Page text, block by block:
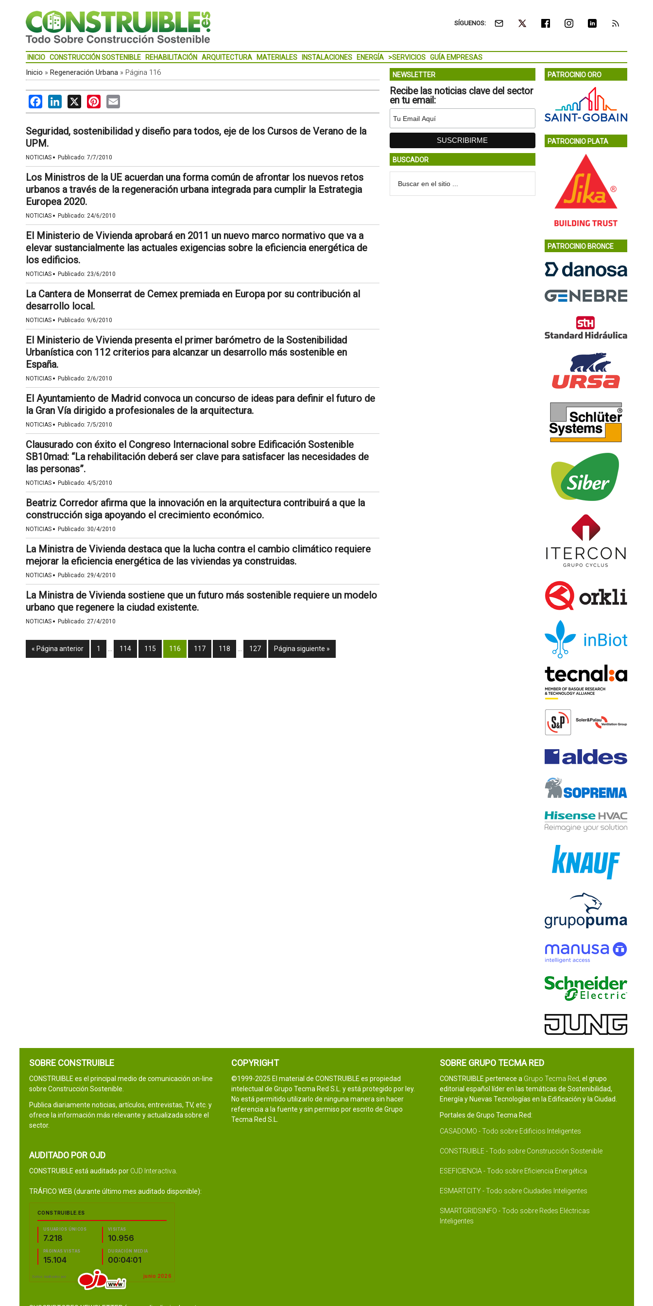
SÍGUENOS:
INICIO CONSTRUCCIÓN SOSTENIBLE REHABILITACIÓN ARQUITECTURA MATERIALES INSTALACIONES ENERGÍA >SERVICIOS GUÍA EMPRESAS
Inicio » Regeneración Urbana» Página 116
FacebookLinkedIn
X PinterestEmail
Seguridad, sostenibilidad y diseño para todos, eje de los Cursos de Verano de la
UPM.
NOTICIAS · Publicado: 7/7/2010
Los Ministros de la UE acuerdan una forma común de afrontar los nuevos retos
urbanos a través de la regeneración urbana integrada para cumplir la Estrategia
Europea 2020.
NOTICIAS · Publicado: 24/6/2010
El Ministerio de Vivienda aprobará en 2011 un nuevo marco normativo que va a
elevar sustancialmente las actuales exigencias sobre la eficiencia energética de
los edificios.
NOTICIAS · Publicado: 23/6/2010
La Cantera de Monserrat de Cemex premiada en Europa por su contribución al
desarrollo local.
NOTICIAS · Publicado: 9/6/2010
El Ministerio de Vivienda presenta el primer barómetro de la Sostenibilidad
Urbanística con 112 criterios para alcanzar un desarrollo más sostenible en
España.
NOTICIAS · Publicado: 2/6/2010
El Ayuntamiento de Madrid convoca un concurso de ideas para definir el futuro de
la Gran Vía dirigido a profesionales de la arquitectura.
NOTICIAS · Publicado: 7/5/2010
Clausurado con éxito el Congreso Internacional sobre Edificación Sostenible
SB10mad: “La rehabilitación deberá ser clave para satisfacer las necesidades de
las personas”.
NOTICIAS · Publicado: 4/5/2010
Beatriz Corredor afirma que la innovación en la arquitectura contribuirá a que la
construcción siga apoyando el crecimiento económico.
NOTICIAS · Publicado: 30/4/2010
La Ministra de Vivienda destaca que la lucha contra el cambio climático requiere
mejorar la eficiencia energética de las viviendas ya construidas.
NOTICIAS · Publicado: 29/4/2010
La Ministra de Vivienda sostiene que un futuro más sostenible requiere un modelo
urbano que regenere la ciudad existente.
NOTICIAS · Publicado: 27/4/2010
« Página anterior 1 114 115 116 117 118 127 Página siguiente »
NEWSLETTER
Recibe las noticias clave del sector
en tu email:
BUSCADOR
PATROCINIO ORO
PATROCINIO PLATA
PATROCINIO BRONCE
SOBRE CONSTRUIBLE
CONSTRUIBLE es el principal medio de comunicación on-line
sobre Construcción Sostenible.
Publica diariamente noticias, artículos, entrevistas, TV, etc. y
ofrece la información más relevante y actualizada sobre el
sector.
AUDITADO POR OJD
CONSTRUIBLE está auditado por OJD Interactiva
TRÁFICO WEB (durante último mes auditado disponible):
COPYRIGHT
©1999-2025 El material de CONSTRUIBLE es propiedad
intelectual de Grupo Tecma Red S.L. y está protegido por ley.
No está permitido utilizarlo de ninguna manera sin hacer
referencia a la fuente y sin permiso por escrito de Grupo
Tecma Red S.L.
SOBRE GRUPO TECMA RED
CONSTRUIBLE pertenece a Grupo Tecma Red, el grupo
editorial español líder en las temáticas de Sostenibilidad,
Energía y Nuevas Tecnologías en la Edificación y la Ciudad.
Portales de Grupo Tecma Red:
CASADOMO - Todo sobre Edificios Inteligentes
CONSTRUIBLE - Todo sobre Construcción Sostenible
ESEFICIENCIA - Todo sobre Eficiencia Energética
ESMARTCITY - Todo sobre Ciudades Inteligentes
SMARTGRIDSINFO - Todo sobre Redes Eléctricas
Inteligentes